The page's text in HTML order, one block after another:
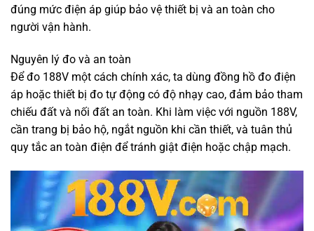
đúng mức điện áp giúp bảo vệ thiết bị và an toàn cho
người vận hành.
Nguyên lý đo và an toàn
Để đo 188V một cách chính xác, ta dùng đồng hồ đo điện
áp hoặc thiết bị đo tự động có độ nhạy cao, đảm bảo tham
chiếu đất và nối đất an toàn. Khi làm việc với nguồn 188V,
cần trang bị bảo hộ, ngắt nguồn khi cần thiết, và tuân thủ
quy tắc an toàn điện để tránh giật điện hoặc chập mạch.